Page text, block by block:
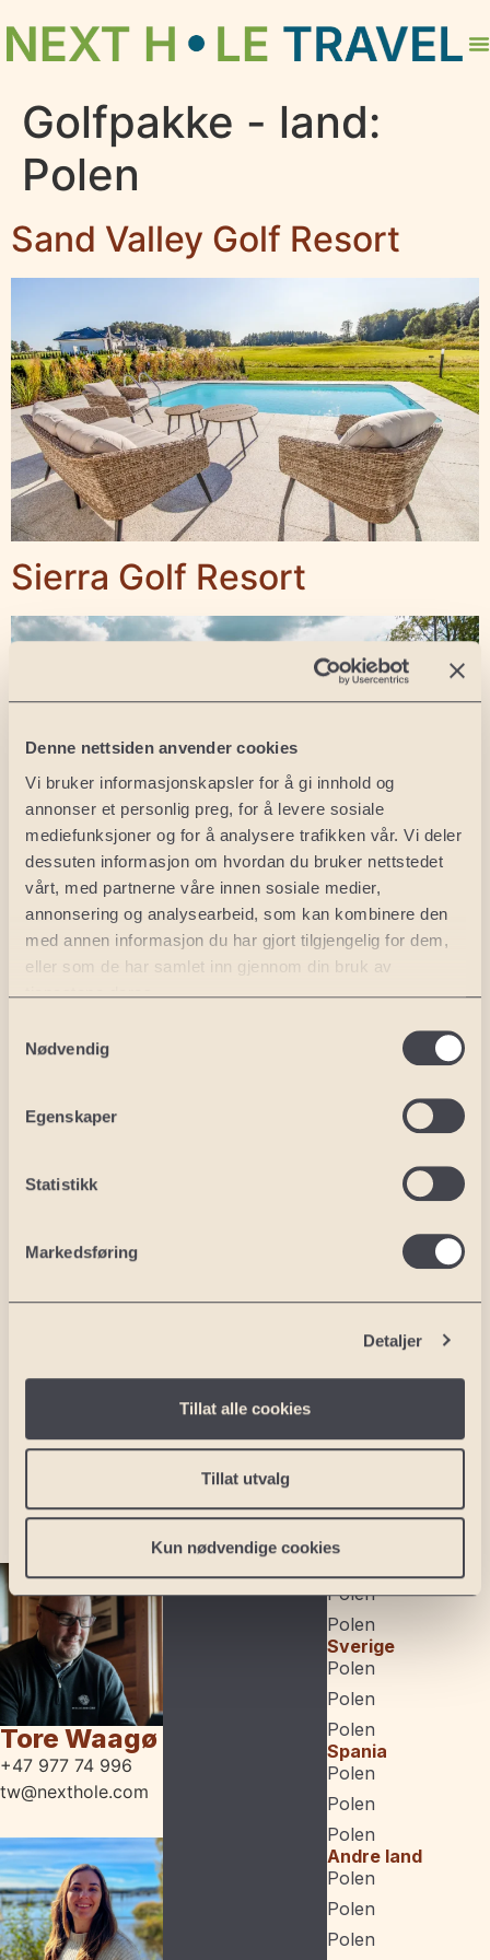
Denne nettsiden anvender cookies
Vi bruker informasjonskapsler for å gi innhold og
annonser et personlig preg, for å levere sosiale
mediefunksjoner og for å analysere trafikken vår. Vi deler
dessuten informasjon om hvordan du bruker nettstedet
vårt, med partnerne våre innen sosiale medier,
annonsering og analysearbeid, som kan kombinere den
med annen informasjon du har gjort tilgjengelig for dem,
eller som de har samlet inn gjennom din bruk av
tjenestene deres.
Nødvendig
Egenskaper
Statistikk
Markedsføring
Detaljer
Tillat alle cookies
Tillat utvalg
Kun nødvendige cookies
Golfpakke - land:
Polen
Sand Valley Golf Resort
Sierra Golf Resort
Polen: Sand Valley
Polen: Sierra
Tore Waagø
+47 977 74 996
tw@nexthole.com
Norge
Polen
Polen
Sverige
Polen
Polen
Polen
Spania
Polen
Polen
Polen
Andre land
Polen
Polen
Polen